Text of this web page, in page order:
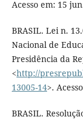
Acesso em: 15
BRASIL. Lei n.
Nacional de
Presidência da
<http://
13005-14>.
BRASIL.